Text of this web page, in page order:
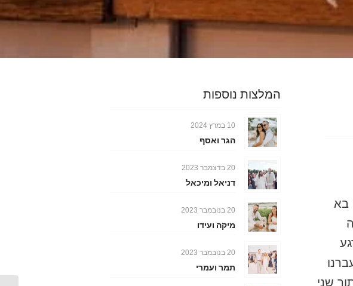
בא
שני
המלצות נוספות
10 במרץ 2024
הגר ואסף
20 בדצמבר 2023
דניאל ומיכאל
20 בנובמבר 2023
מיקה ועידו
20 בנובמבר 2023
תמר ועמרי